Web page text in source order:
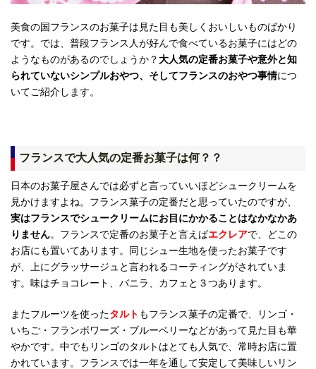
美食の国フランスのお菓子は見た目も美しくおいしいものばかり
です。では、普段フランス人が好んで食べているお菓子にはどの
ようなものがあるのでしょうか？大人気の定番お菓子や意外と知
られていないシンプルおやつ、そしてフランスのおやつ事情につ
いてご紹介します。
フランスで大人気の定番お菓子は何？？
日本のお菓子屋さんでは必ずと言っていいほどシュークリームを
見かけますよね。フランス菓子の定番だと思っていたのですが、
実はフランスでシュークリームにお目にかかることはなかなかあ
りません。フランスで定番のお菓子と言えばエクレアで、どこの
お店にも置いてあります。同じシュー生地を使ったお菓子です
が、上にグラッサージュと言われるコーティングがされていま
す。味はチョコレート、バニラ、カフェと３つあります。
またフルーツを使ったタルト もフランス菓子の定番で、リンゴ・
いちご・フランボワーズ・ブルーベリーなどがあって見た目も華
やかです。中でもリンゴのタルトはとても人気で、常時お店に置
かれています。フランスでは一年を通して安定して美味しいリン